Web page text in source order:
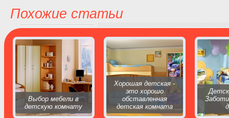
Похожие статьи
Выбор мебели в
детскую комнату
Хорошая детская -
это хорошо
обставленная
детская комната